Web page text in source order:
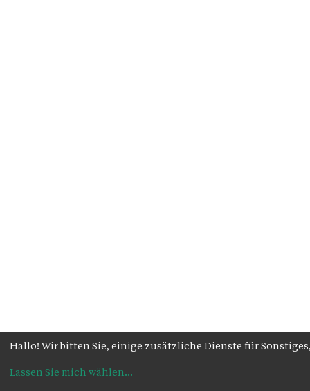
Hallo! Wir bitten Sie, einige zusätzliche Dienste für
Lassen Sie mich wählen...